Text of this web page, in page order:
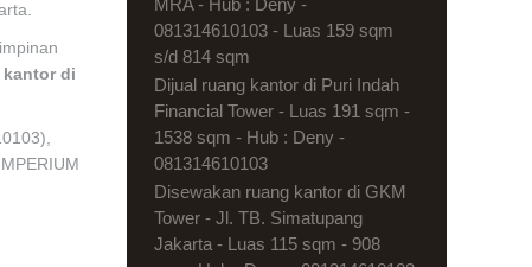
kantor di
MRA - Hub : Deny -
081314610103 - Luas 159 sqm
s/d 814 sqm
Dijual ruang kantor di Puri Indah
Financial Tower - Luas 191 sqm -
1538 sqm - Hub : Deny -
081314610103
Disewakan ruang kantor di GKM
Tower - Jl. TB. Simatupang
Jakarta - Luas 115 sqm - 908